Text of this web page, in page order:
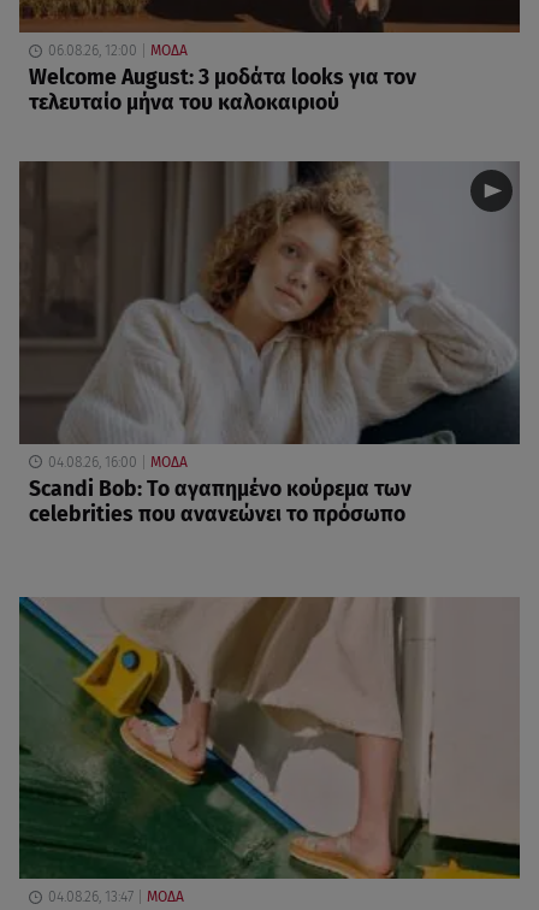
06.08.26, 12:00 ΜΟΔΑ
Welcome August: 3 μοδάτα looks για τον
τελευταίο μήνα του καλοκαιριού
04.08.26, 16:00 ΜΟΔΑ
Scandi Bob: Το αγαπημένο κούρεμα των
celebrities που ανανεώνει το πρόσωπο
04.08.26, 13:47 ΜΟΔΑ